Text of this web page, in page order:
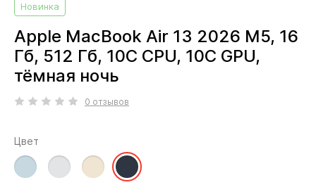
Новинка
Apple MacBook Air 13 2026 M5, 16
Гб, 512 Гб, 10C CPU, 10C GPU,
тёмная ночь
0 отзывов
Цвет